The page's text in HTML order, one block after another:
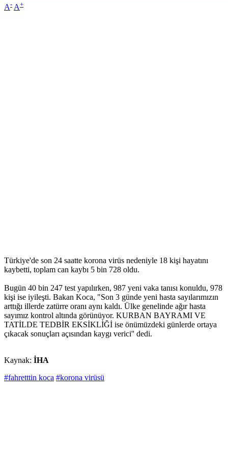
A- A+
Türkiye'de son 24 saatte korona virüs nedeniyle 18 kişi hayatını
kaybetti, toplam can kaybı 5 bin 728 oldu.
Bugün 40 bin 247 test yapılırken, 987 yeni vaka tanısı konuldu, 978
kişi ise iyileşti. Bakan Koca, "Son 3 günde yeni hasta sayılarımızın
arttığı illerde zatürre oranı aynı kaldı. Ülke genelinde ağır hasta
sayımız kontrol altında görünüyor. KURBAN BAYRAMI VE
TATİLDE TEDBİR EKSİKLİĞİ ise önümüzdeki günlerde ortaya
çıkacak sonuçları açısından kaygı verici'' dedi.
Kaynak: İHA
#fahretttin koca #korona virüsü